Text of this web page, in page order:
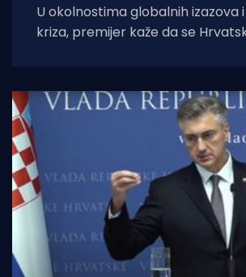
U okolnostima globalnih izazova
kriza, premijer kaže da se